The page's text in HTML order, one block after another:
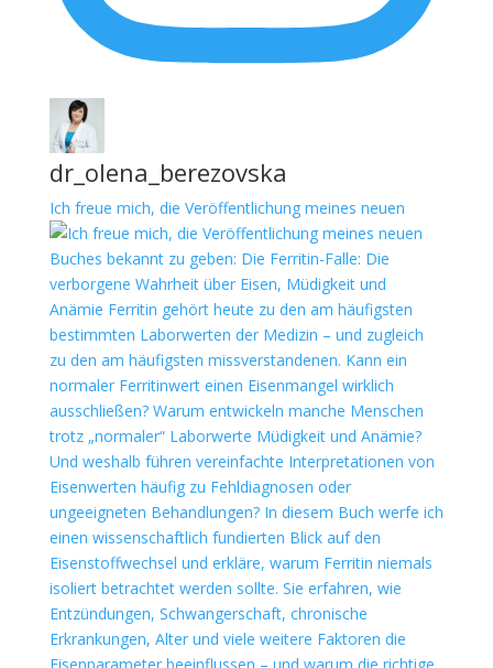
dr_olena_berezovska
Ich freue mich, die Veröffentlichung meines neuen